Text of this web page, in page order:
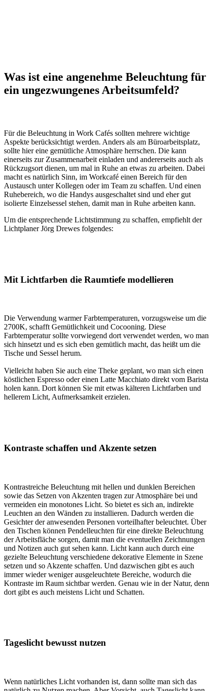
Was ist eine angenehme Beleuchtung für
ein ungezwungenes Arbeitsumfeld?
Für die Beleuchtung in Work Cafés sollten mehrere wichtige
Aspekte berücksichtigt werden. Anders als am Büroarbeitsplatz,
sollte hier eine gemütliche Atmosphäre herrschen. Die kann
einerseits zur Zusammenarbeit einladen und andererseits auch als
Rückzugsort dienen, um mal in Ruhe an etwas zu arbeiten. Dabei
macht es natürlich Sinn, im Workcafé einen Bereich für den
Austausch unter Kollegen oder im Team zu schaffen. Und einen
Ruhebereich, wo die Handys ausgeschaltet sind und eher gut
isolierte Einzelsessel stehen, damit man in Ruhe arbeiten kann.
Um die entsprechende Lichtstimmung zu schaffen, empfiehlt der
Lichtplaner Jörg Drewes folgendes:
Mit Lichtfarben die Raumtiefe modellieren
Die Verwendung warmer Farbtemperaturen, vorzugsweise um die
2700K, schafft Gemütlichkeit und Cocooning. Diese
Farbtemperatur sollte vorwiegend dort verwendet werden, wo man
sich hinsetzt und es sich eben gemütlich macht, das heißt um die
Tische und Sessel herum.
Vielleicht haben Sie auch eine Theke geplant, wo man sich einen
köstlichen Espresso oder einen Latte Macchiato direkt vom Barista
holen kann. Dort können Sie mit etwas kälteren Lichtfarben und
hellerem Licht, Aufmerksamkeit erzielen.
Kontraste schaffen und Akzente setzen
Kontrastreiche Beleuchtung mit hellen und dunklen Bereichen
sowie das Setzen von Akzenten tragen zur Atmosphäre bei und
vermeiden ein monotones Licht. So bietet es sich an, indirekte
Leuchten an den Wänden zu installieren. Dadurch werden die
Gesichter der anwesenden Personen vorteilhafter beleuchtet. Über
den Tischen können Pendelleuchten für eine direkte Beleuchtung
der Arbeitsfläche sorgen, damit man die eventuellen Zeichnungen
und Notizen auch gut sehen kann. Licht kann auch durch eine
gezielte Beleuchtung verschiedene dekorative Elemente in Szene
setzen und so Akzente schaffen. Und dazwischen gibt es auch
immer wieder weniger ausgeleuchtete Bereiche, wodurch die
Kontraste im Raum sichtbar werden. Genau wie in der Natur, denn
dort gibt es auch meistens Licht und Schatten.
Tageslicht bewusst nutzen
Wenn natürliches Licht vorhanden ist, dann sollte man sich das